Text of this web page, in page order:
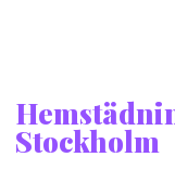
Stockholm